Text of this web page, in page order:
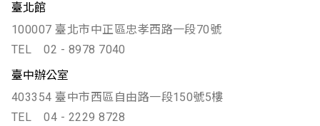
臺北館
100007 臺北市中正區忠孝西路一段70號
TEL
02 - 8978 7040
臺中辦公室
403354 臺中市西區自由路一段150號5樓
TEL
04 - 2229 8728